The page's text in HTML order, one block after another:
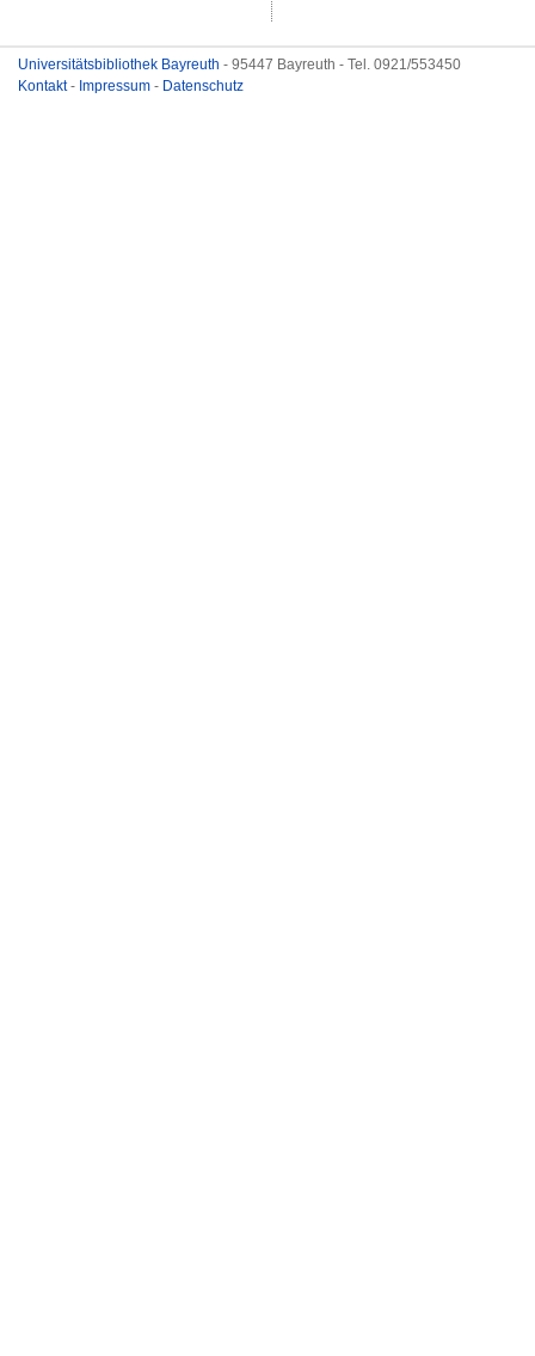
Universitätsbibliothek Bayreuth - 95447 Bayreuth - Tel. 0921/553450
Kontakt- Impressum - Datenschutz